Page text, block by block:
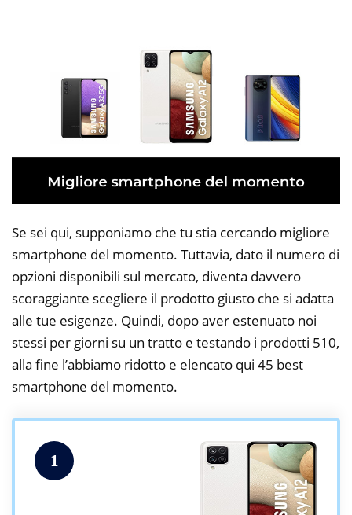
Se sei qui, supponiamo che tu stia cercando migliore
smartphone del momento. Tuttavia, dato il numero di
opzioni disponibili sul mercato, diventa davvero
scoraggiante scegliere il prodotto giusto che si adatta
alle tue esigenze. Quindi, dopo aver estenuato noi
stessi per giorni su un tratto e testando i prodotti 510,
alla fine l’abbiamo ridotto e elencato qui 45 best
smartphone del momento.
1